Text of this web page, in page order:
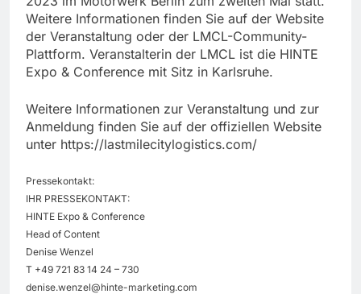
Weitere Informationen finden Sie auf der Website
der Veranstaltung oder der LMCL-Community-
Plattform. Veranstalterin der LMCL ist die HINTE
Expo & Conference mit Sitz in Karlsruhe.
Weitere Informationen zur Veranstaltung und zur
Anmeldung finden Sie auf der offiziellen Website
unter https://lastmilecitylogistics.com/
Pressekontakt:
IHR PRESSEKONTAKT:
HINTE Expo & Conference
Head of Content
Denise Wenzel
T +49 721 83 14 24 – 730
denise.wenzel@hinte-marketing.com